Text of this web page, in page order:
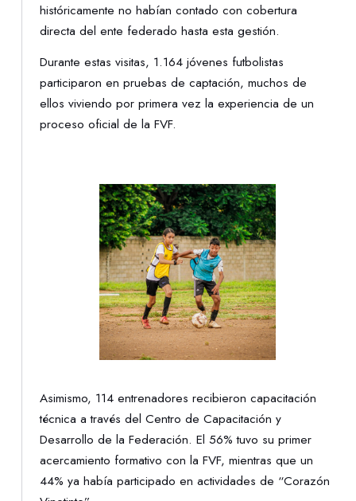
históricamente no habían contado con cobertura
directa del ente federado hasta esta gestión.
Durante estas visitas, 1.164 jóvenes futbolistas
participaron en pruebas de captación, muchos de
ellos viviendo por primera vez la experiencia de un
proceso oficial de la FVF.
Asimismo, 114 entrenadores recibieron capacitación
técnica a través del Centro de Capacitación y
Desarrollo de la Federación. El 56% tuvo su primer
acercamiento formativo con la FVF, mientras que un
44% ya había participado en actividades de “Corazón